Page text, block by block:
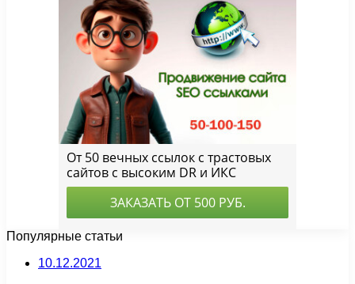
Популярные статьи
10.12.2021